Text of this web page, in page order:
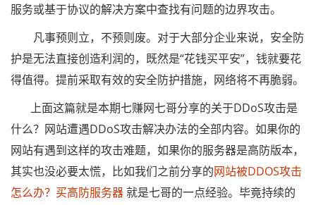
服务或基于协议的解决方案中查找有问题的边界攻击。
凡事预则立，不预则废。对于大部分企业来说，安全防
护是无法直接创造利润的，既然是“花钱买平安”，钱就要花
得值得。提前采取有效的安全防护措施，网络将不再脆弱。
上面这篇就是本期七赚网七哥分享的关于DDoS攻击是
什么？网站遭遇DDoS攻击解决办法的全部内容。如果你的
网站有遇到这样的攻击难题，如果你的服务器是高防版本，
其实也没必要太慌，比如我们之前分享的网站被DDOS攻击
怎么办？买高防服务器就是七哥的一点经验。毕竟持续的